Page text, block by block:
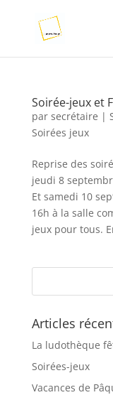
Soirée-jeux et
par secrétaire |
Soirées jeux
Reprise des
jeudi 8
Et samedi 10
16h à la salle
jeux pour tous.
Articles
La ludothèque
Soirées-jeux
Vacances de